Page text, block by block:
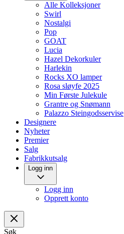
Alle Kolleksjoner
Swirl
Nostalgi
Pop
GOAT
Lucia
Hazel Dekorkuler
Harlekin
Rocks XO lamper
Rosa sløyfe 2025
Min Første Julekule
Grantre og Snømann
Palazzo Steingodsservise
Designere
Nyheter
Premier
Salg
Fabrikkutsalg
Logg inn
Logg inn
Opprett konto
Søk